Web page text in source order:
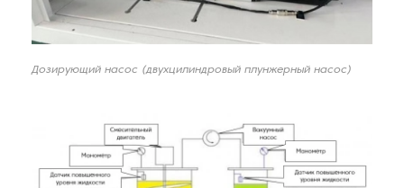
Дозирующий насос (двухцилиндровый плунжерный насос)